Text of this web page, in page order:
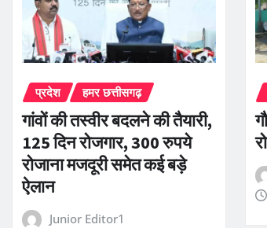
प्रदेश हमर छत्तीसगढ़
गांवों की तस्वीर बदलने की तैयारी,
125 दिन रोजगार, 300 रुपये
रोजाना मजदूरी समेत कई बड़े
ऐलान
Junior Editor1